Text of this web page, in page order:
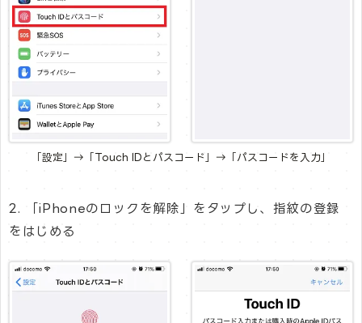
「設定」→「Touch IDとパスコード」→「パスコードを入力」
2. 「iPhoneのロックを解除」をタップし、指紋の登録
をはじめる